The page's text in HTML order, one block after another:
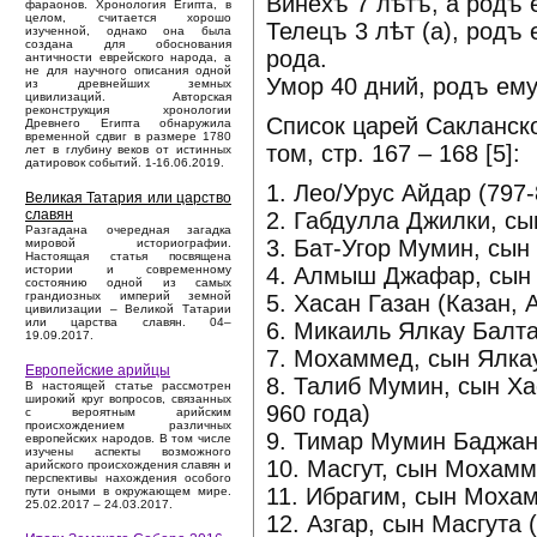
фараонов. Хронология Египта, в
целом, считается хорошо
изученной, однако она была
создана для обоснования
античности еврейского народа, а
не для научного описания одной
из древнейших земных
цивилизаций. Авторская
реконструкция хронологии
Древнего Египта обнаружила
временной сдвиг в размере 1780
лет в глубину веков от истинных
датировок событий. 1-16.06.2019.
Великая Татария или царство
славян
Разгадана очередная загадка
мировой историографии.
Настоящая статья посвящена
истории и современному
состоянию одной из самых
грандиозных империй земной
цивилизации – Великой Татарии
или царства славян. 04–
19.09.2017.
Европейские арийцы
В настоящей статье рассмотрен
широкий круг вопросов, связанных
с вероятным арийским
происхождением различных
европейских народов. В том числе
изучены аспекты возможного
арийского происхождения славян и
перспективы нахождения особого
пути оными в окружающем мире.
25.02.2017 – 24.03.2017.
Телецъ 3 лѣт (а), родъ
рода.
Умор 40 дний, родъ
Список царей
том, стр. 167 – 168 [5]:
1. Лео/Урус Айдар
2. Габдулла Джилки,
3. Бат-Угор Мумин,
4. Алмыш Джафар, сын
5. Хасан Газан
6. Микаиль Ялкау
7. Мохаммед, сын
8. Талиб Мумин, сын
960 года)
9. Тимар Мумин
10. Масгут, сын
11. Ибрагим, сын
12. Азгар, сын Масгута